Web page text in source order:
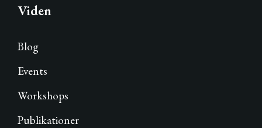
Viden
Blog
Events
Workshops
Publikationer